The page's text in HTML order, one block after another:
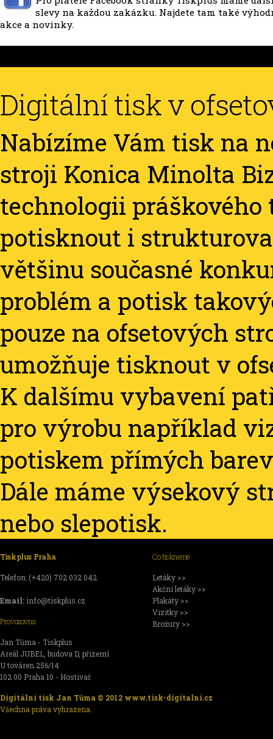
slevy na každou zakázku. Najdete tam také
akce a novinky.
Digitální tisk v
Nabízíme Vám tisk na
stroji Konica Minolta
technologii práškového
potisknout i
většinu současné
problém a potisk
pouze na ofsetových
umožňuje tisknout v
K dalšímu vybavení
pro výrobu například
potiskem přímých
Dále máme výsekový
nebo slepotisk.
Tiskplus Praha
Telefon: (+420) 702 032 042
Email: info@tiskplus.cz
Provozovna
Jan Tůma - Tiskplus
Areál JUBEL, budova D, přízemí
U továren 256/14
102 00 Praha 10 - Hostivař
Co tiskneme
Letáky >>
Akční letáky >>
Plakáty >>
Vizitky >>
Brožury >>
Digitální tisk Jan Tůma © 2012 www.tisk-digitalni.cz
Všechna práva vyhrazena.